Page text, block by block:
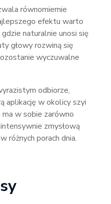
równomiernie
efektu warto
naturalnie unosi się
głowy rozwiną się
wyczuwalne
odbiorze,
aplikację w okolicy szyi
w sobie zarówno
zmysłową
różnych porach dnia.